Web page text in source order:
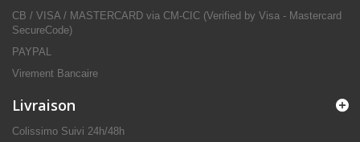
CB / VISA / MASTERCARD via CM-CIC (Verified by Visa - Mastercard
SecureCode)
PAYPAL
Virement Bancaire
Livraison
Colissimo Suivi 24h/48h